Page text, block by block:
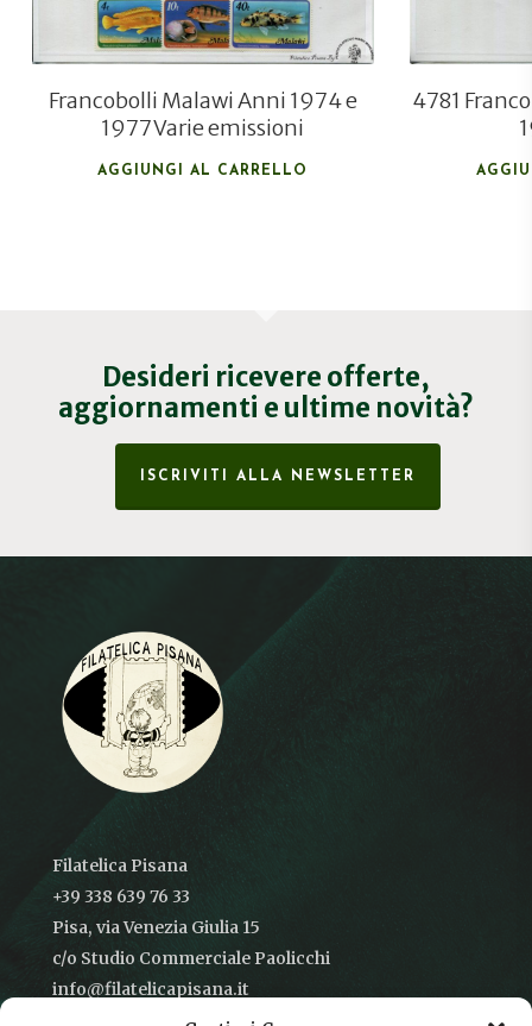
Francobolli Malawi Anni 1974 e
1977 Varie emissioni
AGGIUNGI AL CARRELLO
4781
Desideri ricevere offerte,
aggiornamenti e ultime novità?
ISCRIVITI ALLA NEWSLETTER
Filatelica Pisana
+39 338 639 76 33
Pisa, via Venezia Giulia 15
c/o Studio Commerciale Paolicchi
info@filatelicapisana.it